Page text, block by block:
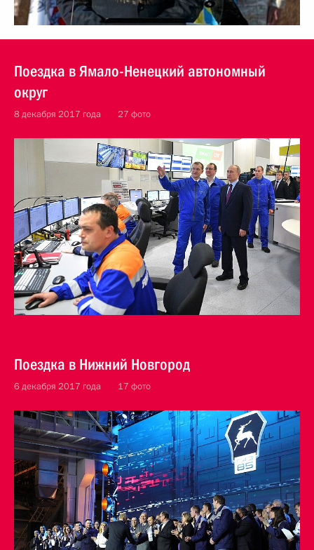
Поездка в Ямало-Ненецкий автономный
округ
8 декабря 2017 года 27 фото
Поездка в Нижний Новгород
6 декабря 2017 года 17 фото